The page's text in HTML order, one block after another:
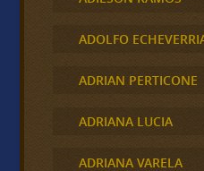
ADOLFO
ADRIAN PERTICONE
ADRIANA LUCIA
ADRIANA VARELA